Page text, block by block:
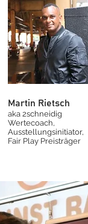
Martin Rietsch
aka 2schneidig
Wertecoach,
Ausstellungsinitiator,
Fair Play Preisträger